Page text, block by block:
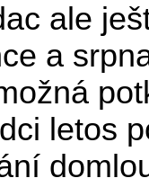
ale
a
letos